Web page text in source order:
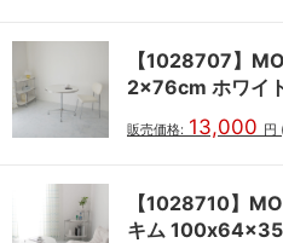
【1028707】
2x76cm ホワイ
販売価格: 13,000 円
【1028710】
キム